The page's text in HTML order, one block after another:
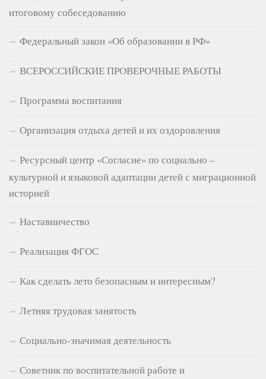
итоговому собеседованию
Федеральный закон «Об образовании в РФ»
ВСЕРОССИЙСКИЕ ПРОВЕРОЧНЫЕ РАБОТЫ
Программа воспитания
Организация отдыха детей и их оздоровления
Ресурсный центр «Согласие» по социально –
культурной и языковой адаптации детей с миграционной
историей
Наставничество
Реализация ФГОС
Как сделать лето безопасным и интересным?
Летняя трудовая занятость
Социально-значимая деятельность
Советник по воспитательной работе и